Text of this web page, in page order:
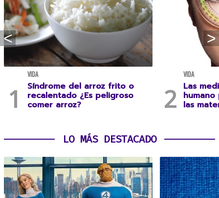
VIDA
Síndrome del arroz frito o
recalentado ¿Es peligroso
comer arroz?
VIDA
Las
las
LO MÁS DESTACADO